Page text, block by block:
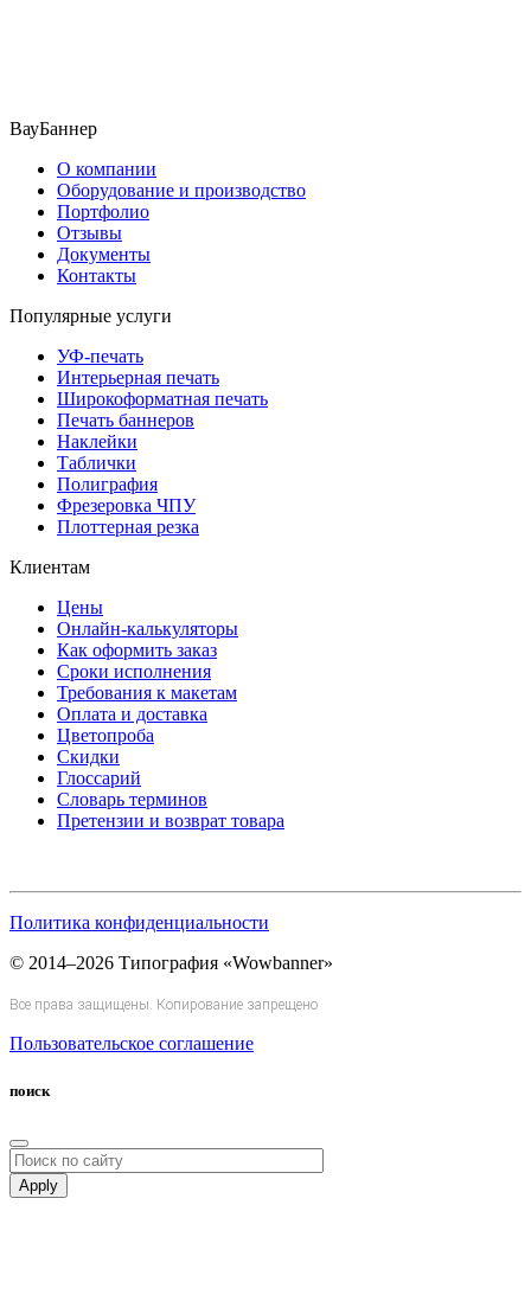
ВауБаннер
О компании
Оборудование и производство
Портфолио
Отзывы
Документы
Контакты
Популярные услуги
УФ-печать
Интерьерная печать
Широкоформатная печать
Печать баннеров
Наклейки
Таблички
Полиграфия
Фрезеровка ЧПУ
Плоттерная резка
Клиентам
Цены
Онлайн-калькуляторы
Как оформить заказ
Сроки исполнения
Требования к макетам
Оплата и доставка
Цветопроба
Скидки
Глоссарий
Словарь терминов
Претензии и возврат товара
Политика конфиденциальности
© 2014–2026 Типография «Wowbanner»
Все права защищены. Копирование запрещено
Пользовательское соглашение
поиск